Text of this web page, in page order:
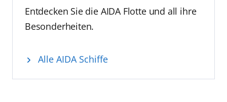
Entdecken Sie die AIDA Flotte und all ihre
Besonderheiten.
Alle AIDA Schiffe